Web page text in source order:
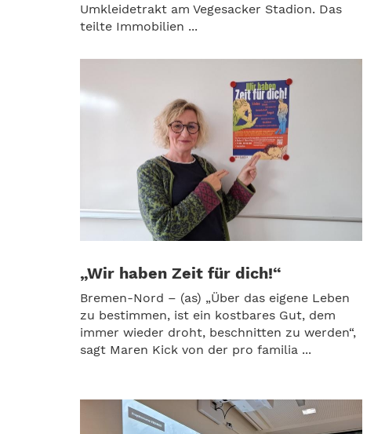
Umkleidetrakt am Vegesacker Stadion. Das
teilte Immobilien ...
„Wir haben Zeit für dich!“
Bremen-Nord – (as) „Über das eigene Leben
zu bestimmen, ist ein kostbares Gut, dem
immer wieder droht, beschnitten zu werden“,
sagt Maren Kick von der pro familia ...